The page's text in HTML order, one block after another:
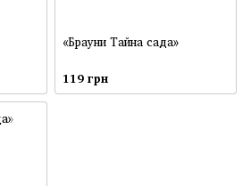
«Брауни Тайна сада»
119 грн